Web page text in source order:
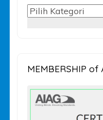
PILIH
MEMBERSHIP of